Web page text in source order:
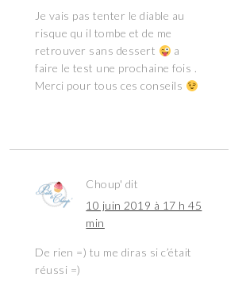
Je vais pas tenter le diable au
risque qu il tombe et de me
retrouver sans dessert
a
faire le test une prochaine fois .
Merci pour tous ces conseils
Choup' dit
10 juin 2019 à 17 h 45
min
De rien =) tu me diras si c’était
réussi =)